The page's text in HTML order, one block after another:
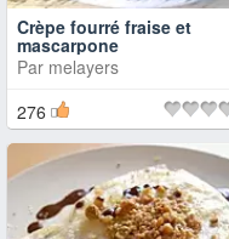
Crèpe fourré fraise et
mascarpone
Par melayers
276